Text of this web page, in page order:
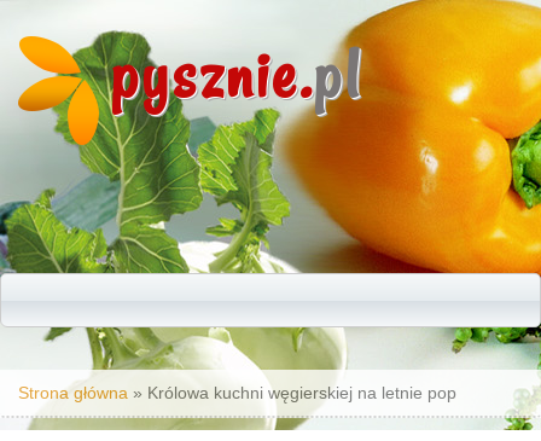
pysznie.pl
Jesteś tutaj
Strona główna » Królowa kuchni węgierskiej na letnie pop